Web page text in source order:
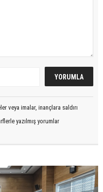
veya imalar, inançlara saldırı
yazılmış yorumlar